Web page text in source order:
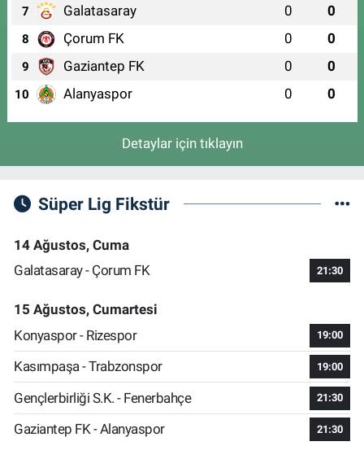
7 Galatasaray 0 0
8 Çorum FK 0 0
9 Gaziantep FK 0 0
10 Alanyaspor 0 0
Detaylar için tıklayın
Süper Lig Fikstür
14 Ağustos, Cuma
Galatasaray - Çorum FK
21:30
15 Ağustos, Cumartesi
Konyaspor - Rizespor
19:00
Kasımpaşa - Trabzonspor 19:00
Gençlerbirliği S.K. - Fenerbahçe 21:30
Gaziantep FK - Alanyaspor 21:30